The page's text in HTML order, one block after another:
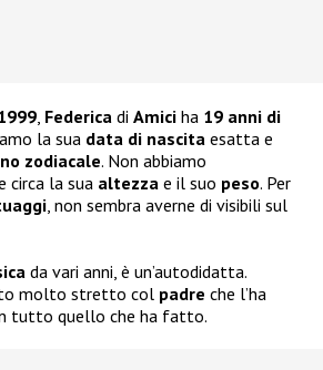
, Federica di Amici ha 19 anni di
la sua data di nascita esatta e
zodiacale. Non abbiamo
circa la sua altezza e il suo peso. Per
, non sembra averne di visibili sul
da vari anni, è un’autodidatta.
molto stretto col padre che l’ha
tutto quello che ha fatto.